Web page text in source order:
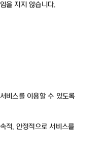
을 지지 않습니다.
비스를 이용할 수 있도록
적, 안정적으로 서비스를